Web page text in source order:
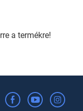
a termékre!